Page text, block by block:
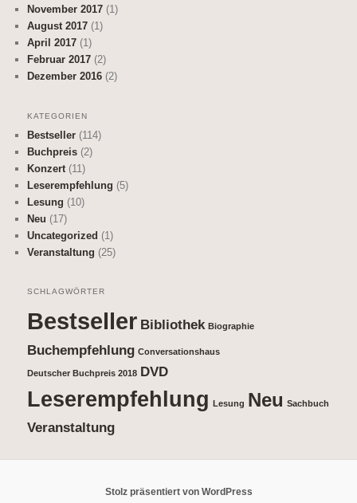
November 2017 (1)
August 2017 (1)
April 2017 (1)
Februar 2017 (2)
Dezember 2016 (2)
KATEGORIEN
Bestseller (114)
Buchpreis (2)
Konzert (11)
Leserempfehlung (5)
Lesung (10)
Neu (17)
Uncategorized (1)
Veranstaltung (25)
SCHLAGWÖRTER
Bestseller Bibliothek Biographie
Buchempfehlung Conversationshaus
Deutscher Buchpreis 2018 DVD
Leserempfehlung Lesung Neu Sachbuch
Veranstaltung
Stolz präsentiert von WordPress